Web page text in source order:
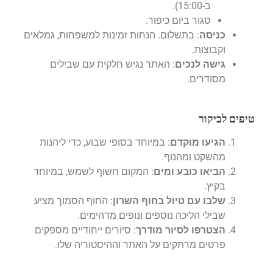
ב-15:00).
סגור ביום כיפור.
כניסה: בתשלום. הנחות זמינות למשפחות, גמלאים
וקבוצות.
גישה לנכים: האתר נגיש חלקית עם שבילים
מסודרים.
טיפים לביקור
הגיעו מוקדם: במיוחד בסופי שבוע, כדי ליהנות
מהשקט ומהנוף.
הביאו כובע ומים: המקום חשוף לשמש, במיוחד
בקיץ.
שלבו עם טיול בחוף השרון: החוף הסמוך מציע
שבילי הליכה נוספים ונופים מדהימים.
הצטרפו לסיור מודרך: סיורים ייחודיים מספקים
פרטים מרתקים על האתר וההיסטוריה שלו.